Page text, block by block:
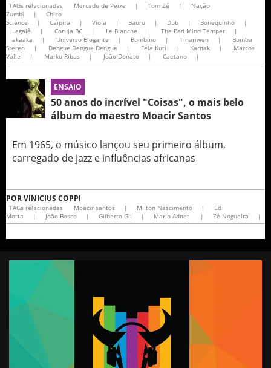
TAGs relacionadas Mercado de Peixe | Tom Zé |
Nação
Zumbi
|
Chico
Science
| Caipira | Viola | Bauru | Dub | Bonequinho
|
Legalê
| Coruja BC | Le Blanche | The Bad Mind Temper
|
akaaka
| Universo Elegante | Bombino | Tinariwen |
Bomba
Stereo
| Dengue Dengue Dengue | Fela Kuti | Karnak |
Marcos
Valle
| Marku Ribas | João Donato | Caetano |
ENSAIO
50 anos do incrível "Coisas", o mais belo
álbum do maestro Moacir Santos
Em 1965, o músico lançou seu primeiro álbum,
carregado de jazz e influências africanas
PORVINICIUS COPPI
TAGs relacionadas Moacir santos | Milton Nascimento |
Ed
Motta
| João Bosco | Gilberto Gil | Mario Adnet | Zé Nogueira |